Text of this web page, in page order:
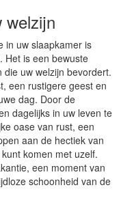
welzijn
in uw slaapkamer is
Het is een bewuste
uw welzijn bevordert.
een rustigere geest en
dag. Door de
dagelijks in uw leven te
oase van rust, een
aan de hectiek van
komen met uzelf.
een moment van
schoonheid van de